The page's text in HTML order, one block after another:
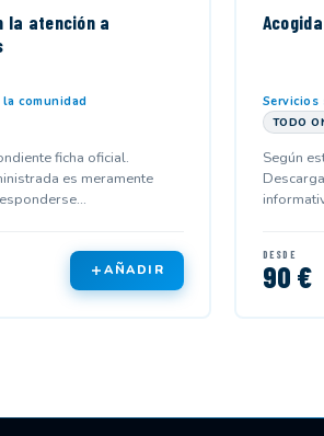
la atención a
comunidad
ficha oficial.
es meramente
AÑADIR
Servicios
TODO
Según
DESDE
90 €